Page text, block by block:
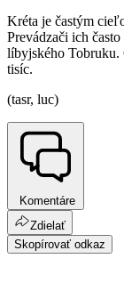
Kréta je častým
Prevádzači ich
líbyjského Tobruku.
tisíc.
(tasr, luc)
Komentáre
Zdielať
Skopírovať odkaz